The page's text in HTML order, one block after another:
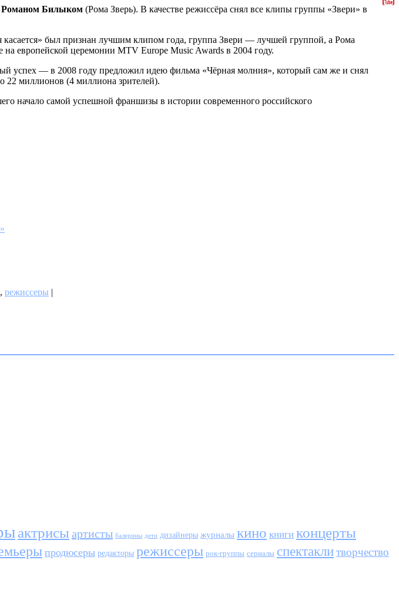
Романом Билыком (Рома Зверь). В качестве режиссёра снял все клипы группы «Звери» в
был признан лучшим клипом года, группа Звери — лучшей группой, а Рома
европейской церемонии MTV Europe Music Awards в 2004 году.
успех — в 2008 году предложил идею фильма «Чёрная молния», который сам же и снял
22 миллионов (4 миллиона зрителей).
начало самой успешной франшизы в истории современного российского
, режиссеры |
актрисы артисты балерины дети дизайнеры журналы кино книги концерты
продюсеры редакторы режиссеры рок-группы сериалы спектаклитворчество